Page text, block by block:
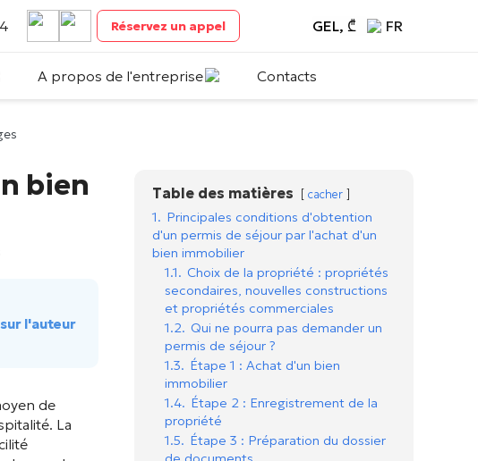
Réservez un appel GEL, ₾ FR
A propos de l'entreprise Contacts
bien
l'auteur
de
La
Table des matières cacher
1. Principales conditions d'obtention
d'un permis de séjour par l'achat d'un
bien immobilier
1.1. Choix de la propriété : propriétés
secondaires, nouvelles constructions
et propriétés commerciales
1.2. Qui ne pourra pas demander un
permis de séjour ?
1.3. Étape 1 : Achat d'un bien
immobilier
1.4. Étape 2 : Enregistrement de la
propriété
1.5. Étape 3 : Préparation du dossier